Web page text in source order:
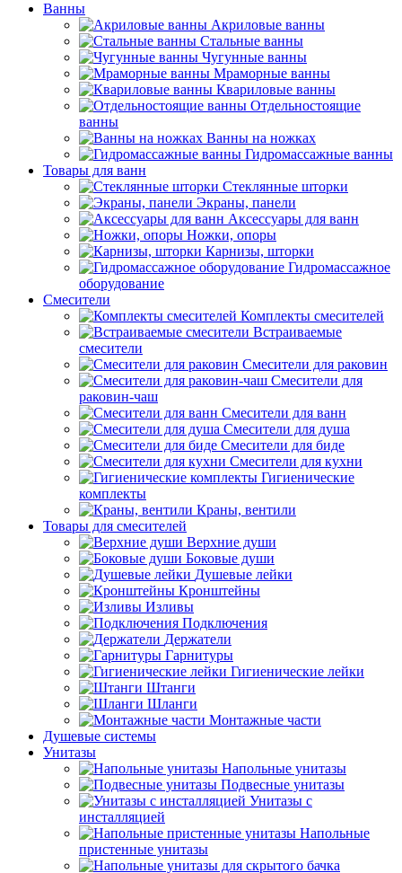
Ванны
Акриловые ванны
Стальные ванны
Чугунные ванны
Мраморные ванны
Квариловые ванны
Отдельностоящие
ванны
Ванны на ножках
Гидромассажные ванны
Товары для ванн
Стеклянные шторки
Экраны, панели
Аксессуары для ванн
Ножки, опоры
Карнизы, шторки
Гидромассажное
оборудование
Смесители
Комплекты смесителей
Встраиваемые
смесители
Смесители для раковин
Смесители для
раковин-чаш
Смесители для ванн
Смесители для душа
Смесители для биде
Смесители для кухни
Гигиенические
комплекты
Краны, вентили
Товары для смесителей
Верхние души
Боковые души
Душевые лейки
Кронштейны
Изливы
Подключения
Держатели
Гарнитуры
Гигиенические лейки
Штанги
Шланги
Монтажные части
Душевые системы
Унитазы
Напольные унитазы
Подвесные унитазы
Унитазы с
инсталляцией
Напольные
пристенные унитазы